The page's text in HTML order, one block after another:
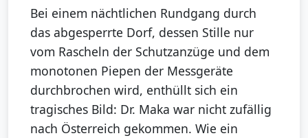
Bei einem nächtlichen Rundgang durch
das abgesperrte Dorf, dessen Stille nur
vom Rascheln der Schutzanzüge und dem
monotonen Piepen der Messgeräte
durchbrochen wird, enthüllt sich ein
tragisches Bild: Dr. Maka war nicht zufällig
nach Österreich gekommen. Wie ein